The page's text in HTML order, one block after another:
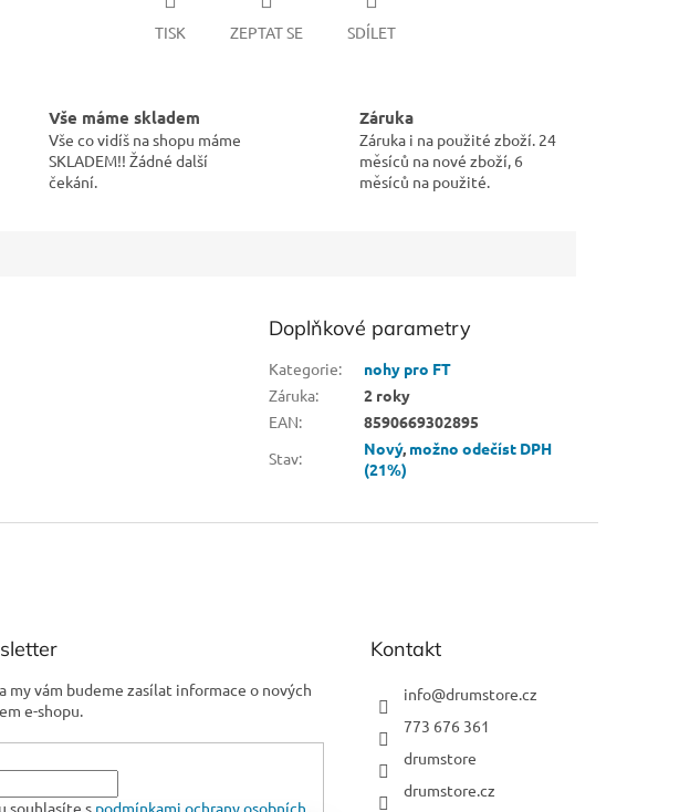
TISK ZEPTAT SE SDÍLET
Vše máme skladem
Vše co vidíš na shopu máme
SKLADEM!! Žádné další
čekání.
Záruka
Záruka i na použité zboží. 24
měsíců na nové zboží, 6
měsíců na použité.
Doplňkové parametry
Kategorie:
nohy pro FT
Záruka:
2 roky
EAN:
8590669302895
Stav: Nový, možno odečíst DPH
(21%)
my vám budeme zasílat informace o nových
e-shopu.
souhlasíte s podmínkami ochrany osobních
Kontakt
info@drumstore.cz
773 676 361
drumstore
drumstore.cz